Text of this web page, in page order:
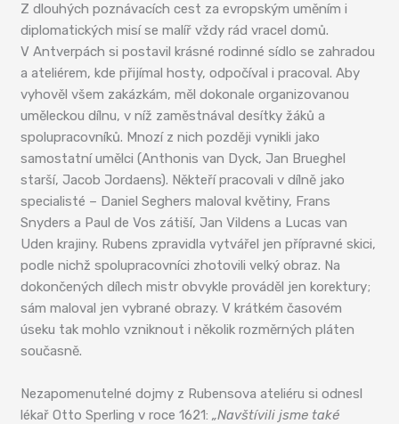
Z dlouhých poznávacích cest za evropským uměním i
diplomatických misí se malíř vždy rád vracel domů.
V Antverpách si postavil krásné rodinné sídlo se zahradou
a ateliérem, kde přijímal hosty, odpočíval i pracoval. Aby
vyhověl všem zakázkám, měl dokonale organizovanou
uměleckou dílnu, v níž zaměstnával desítky žáků a
spolupracovníků. Mnozí z nich později vynikli jako
samostatní umělci (Anthonis van Dyck, Jan Brueghel
starší, Jacob Jordaens). Někteří pracovali v dílně jako
specialisté – Daniel Seghers maloval květiny, Frans
Snyders a Paul de Vos zátiší, Jan Vildens a Lucas van
Uden krajiny. Rubens zpravidla vytvářel jen přípravné skici,
podle nichž spolupracovníci zhotovili velký obraz. Na
dokončených dílech mistr obvykle prováděl jen korektury;
sám maloval jen vybrané obrazy. V krátkém časovém
úseku tak mohlo vzniknout i několik rozměrných pláten
současně.
Nezapomenutelné dojmy z Rubensova ateliéru si odnesl
lékař Otto Sperling v roce 1621:„Navštívili jsme také